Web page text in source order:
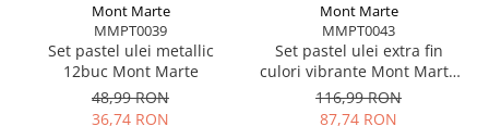
Mont Marte
MMPT0039
Set pastel ulei metallic
12buc Mont Marte
48,99 RON
36,74 RON
Mont Marte
MMPT0043
Set pastel ulei extra fin
culori vibrante Mont Marte
39buc
116,99 RON
87,74 RON